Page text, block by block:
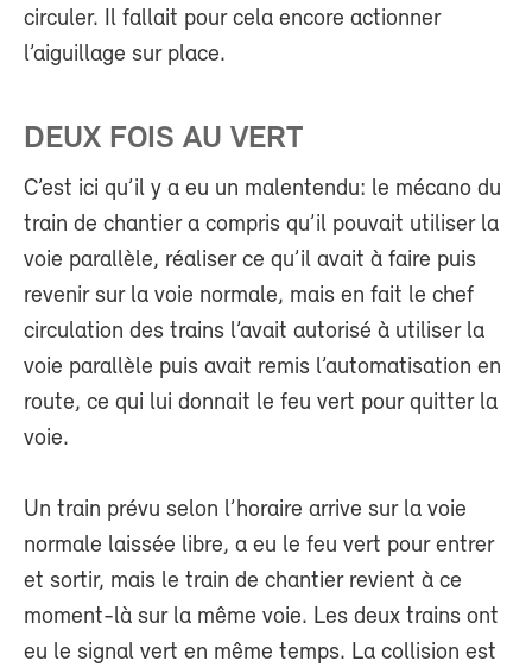
circuler. Il fallait pour cela encore actionner
l’aiguillage sur place.
DEUX FOIS AU VERT
C’est ici qu’il y a eu un malentendu: le mécano du
train de chantier a compris qu’il pouvait utiliser la
voie parallèle, réaliser ce qu’il avait à faire puis
revenir sur la voie normale, mais en fait le chef
circulation des trains l’avait autorisé à utiliser la
voie parallèle puis avait remis l’automatisation en
route, ce qui lui donnait le feu vert pour quitter la
voie.
Un train prévu selon l’horaire arrive sur la voie
normale laissée libre, a eu le feu vert pour entrer
et sortir, mais le train de chantier revient à ce
moment-là sur la même voie. Les deux trains ont
eu le signal vert en même temps. La collision est